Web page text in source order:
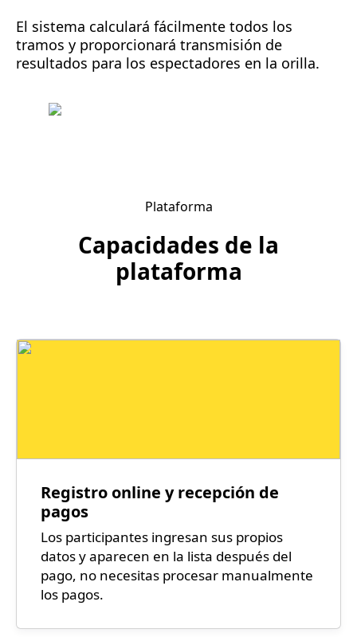
El sistema calculará fácilmente todos los
tramos y proporcionará transmisión de
resultados para los espectadores en la orilla.
Plataforma
Capacidades de la
plataforma
Registro online y recepción de
pagos
Los participantes ingresan sus propios
datos y aparecen en la lista después del
pago, no necesitas procesar manualmente
los pagos.